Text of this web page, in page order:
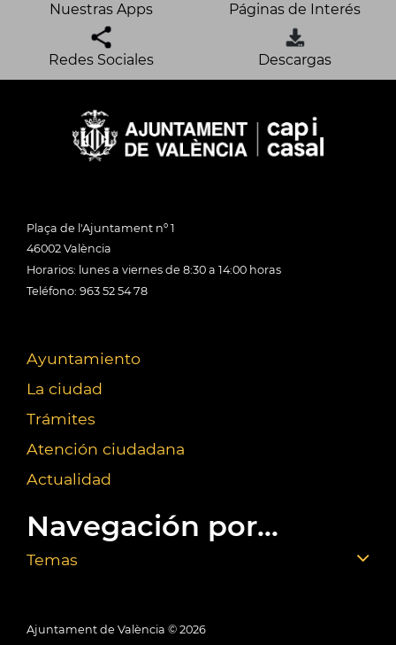
Nuestras Apps Páginas de Interés
Redes Sociales Descargas
Plaça de l'Ajuntament nº 1
46002 València
Horarios: lunes a viernes de 8:30 a 14:00 horas
Teléfono: 963 52 54 78
Ayuntamiento
La ciudad
Trámites
Atención ciudadana
Actualidad
Navegación por...
Temas
Ajuntament de València © 2026